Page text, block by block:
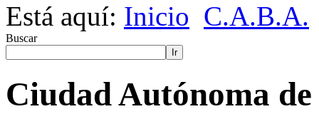
Está aquí: Inicio C.A.B.A.
Buscar
Ir
Ciudad Autónoma